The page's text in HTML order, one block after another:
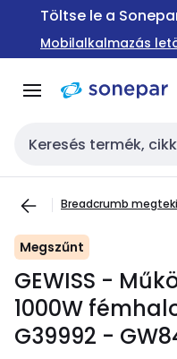
Ugrás a
Ugrás a
tartalomra
Töltse le a
Mobilalkalmazás
Keresési bemenet
Breadcrumb
Megszűnt
GEWISS -
1000W
G39992 -